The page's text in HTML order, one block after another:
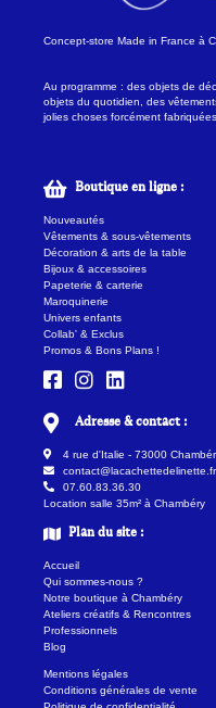
Concept-store Made in France à
Au programme : des objets de
objets du quotidien, des
jolies choses forcément
Boutique en ligne :
Nouveautés
Vêtements & sous-vêtements
Décoration & arts de la table
Bijoux & accessoires
Papeterie & carterie
Maroquinerie
Univers enfants
Collab' & Exclus
Promos & Bons Plans !
Adresse & contact :
4 rue d'Italie - 73000
contact@lacachettedelinette.fr
07.60.83.36.30
Location salle 35m² à Chambéry
Plan du site :
Accueil
Qui sommes-nous ?
Notre boutique à Chambéry
Ateliers créatifs & Rencontres
Professionnels
Blog
Mentions légales
Conditions générales de vente